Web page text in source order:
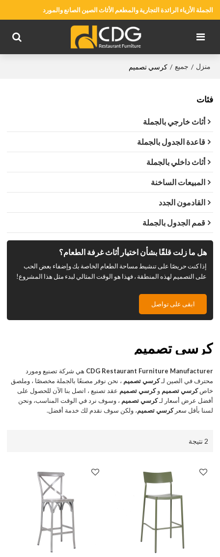
الجملة الأزياء الرائدة التجارية والمطعم الأثاث الصين الصانع والمورد
منزل / جميع / كرسي تصميم
فئات
أثاث خارجي بالجملة
قاعدة الجدول بالجملة
أثاث داخلي بالجملة
المبيعات الساخنة
القادمون الجدد
قمم الجدول بالجملة
هل ما زلت قلقًا بشأن اختيار أثاث غرفة الطعام؟
إذا كنت حريصًا على تنشيط مساحة الطعام الخاصة بك وإضفاء بعض الحب
على التصميم لهذه المنطقة ، فهذا هو الوقت المثالي لبدء مثل هذا المشروع!
ابقى على تواصل
كرسي تصميم
CDG Restaurant Furniture Manufacturer هي شركة تصنيع ومورد
محترف في الصين لـكرسي تصميم ، نحن نوفر مصنعًا بالجملة مخصصًا ، وملصق
خاصكرسي تصميم وكرسي تصميم عقد تصنيع ، اتصل بنا الآن للحصول على
أفضل عرض أسعار لـكرسي تصميم ، وسوف نرد في الوقت المناسب، ونحن
لسنا بأقل سعركرسي تصميم، ولكن سوف نقدم لك خدمة أفضل.
2 نتيجة